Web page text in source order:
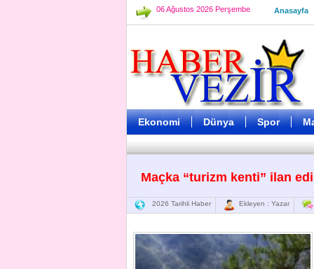
06 Ağustos 2026 Perşembe Anasayfa
Ekonomi Dünya Spor
Maçka “turizm kenti” ilan
2026 Tarihli Haber Ekleyen : Yazar